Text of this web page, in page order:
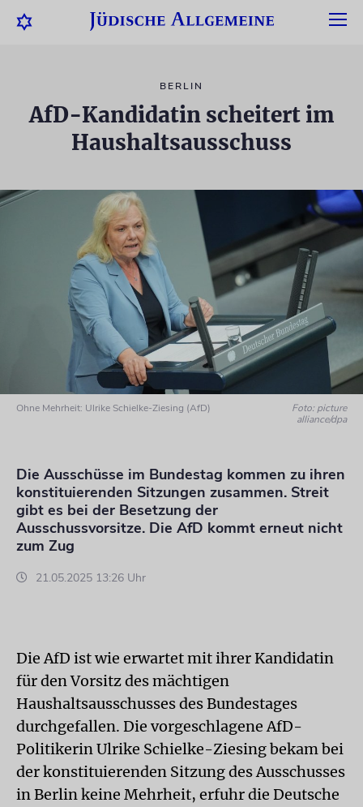
BERLIN
AfD-Kandidatin scheitert im
Haushaltsausschuss
Ohne Mehrheit: Ulrike Schielke-Ziesing (AfD)
Foto: picture
alliance/dpa
Die Ausschüsse im Bundestag kommen zu ihren
konstituierenden Sitzungen zusammen. Streit
gibt es bei der Besetzung der
Ausschussvorsitze. Die AfD kommt erneut nicht
zum Zug
21.05.2025 13:26 Uhr
Die AfD ist wie erwartet mit ihrer Kandidatin
für den Vorsitz des mächtigen
Haushaltsausschusses des Bundestages
durchgefallen. Die vorgeschlagene AfD-
Politikerin Ulrike Schielke-Ziesing bekam bei
der konstituierenden Sitzung des Ausschusses
in Berlin keine Mehrheit, erfuhr die Deutsche